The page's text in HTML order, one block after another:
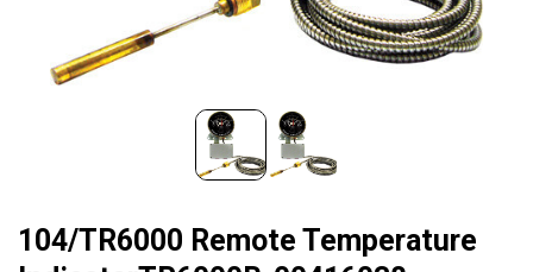
104/TR6000 Remote Temperature